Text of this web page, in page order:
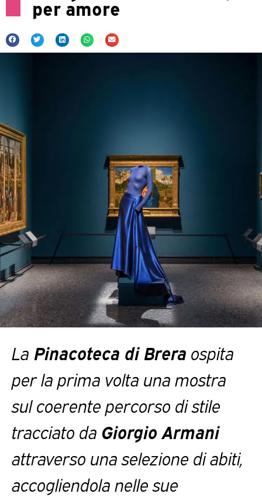
per amore
La Pinacoteca di Brera ospita
per la prima volta una mostra
sul coerente percorso di stile
tracciato da Giorgio Armani
attraverso una selezione di abiti,
accogliendola nelle sue